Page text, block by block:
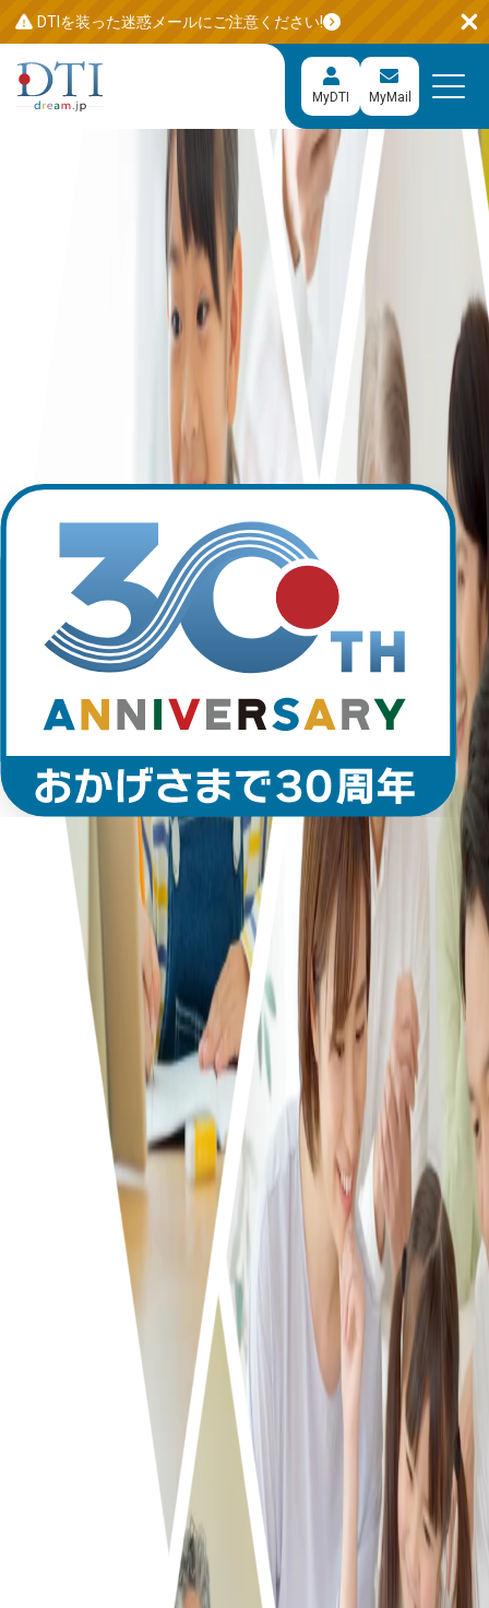
DTIを装った迷惑メールにご注意ください!
MyDTI MyMail